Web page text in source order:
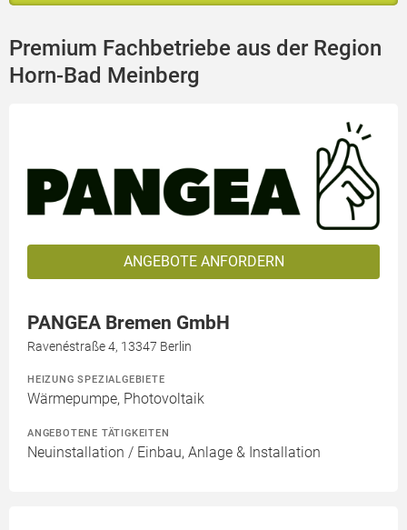
Premium Fachbetriebe aus der Region
Horn-Bad Meinberg
ANGEBOTE ANFORDERN
PANGEA Bremen GmbH
Ravenéstraße 4, 13347 Berlin
HEIZUNG SPEZIALGEBIETE
Wärmepumpe, Photovoltaik
ANGEBOTENE TÄTIGKEITEN
Neuinstallation / Einbau, Anlage & Installation